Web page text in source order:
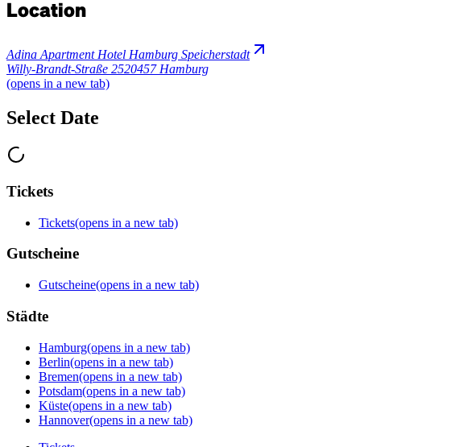
Location
Adina Apartment Hotel Hamburg Speicherstadt
Willy-Brandt-Straße 2520457 Hamburg
(opens in a new tab)
Select Date
Tickets
Tickets(opens in a new tab)
Gutscheine
Gutscheine(opens in a new tab)
Städte
Hamburg(opens in a new tab)
Berlin(opens in a new tab)
Bremen(opens in a new tab)
Potsdam(opens in a new tab)
Küste(opens in a new tab)
Hannover(opens in a new tab)